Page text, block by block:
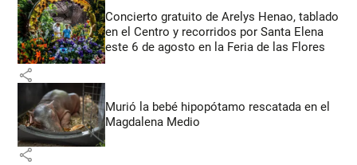
Concierto gratuito de Arelys Henao, tablado
en el Centro y recorridos por Santa Elena
este 6 de agosto en la Feria de las Flores
share
Murió la bebé hipopótamo rescatada en el
Magdalena Medio
share